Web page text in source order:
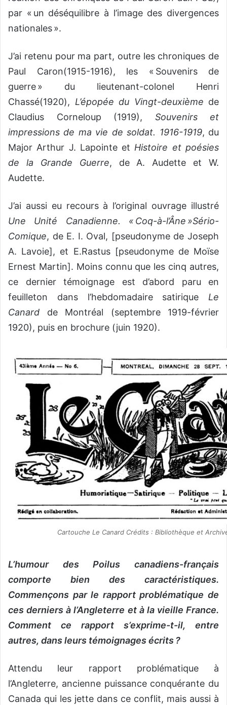
par « un déséquilibre à l’image des divergences
nationales ».
J’ai retenu pour ma part, outre les chroniques de
Paul Caron(1915-1916), les « Souvenirs de
guerre » du lieutenant-colonel Henri
Chassé(1920), L’épopée du Vingt-deuxième de
Claudius Corneloup (1919), Souvenirs et
impressions de ma vie de soldat. 1916-1919, du
Major Arthur J. Lapointe etHistoire et poésies
de la Grande Guerre, de A. Audette et W.
Audette.
J’ai aussi eu recours à l’original ouvrage illustré
Une Unité Canadienne. « Coq-à-l’Âne »Sério-
Comique, de E. I. Oval, [pseudonyme de Joseph
A. Lavoie], et E.Rastus [pseudonyme de Moïse
Ernest Martin]. Moins connu que les cinq autres,
ce dernier témoignage est d’abord paru en
feuilleton dans l’hebdomadaire satirique Le
Canard de Montréal (septembre 1919-février
1920), puis en brochure (juin 1920).
Cartouche Le Canard Crédits : Bibliothèque et
L’humour des Poilus canadiens-français
comporte bien des caractéristiques.
Commençons par le rapport problématique de
ces derniers à l’Angleterre et à la vieille France.
Comment ce rapport s’exprime-t-il, entre
autres, dans leurs témoignages écrits ?
Attendu leur rapport problématique à
l’Angleterre, ancienne puissance conquérante du
Canada qui les jette dans ce conflit, mais aussi à